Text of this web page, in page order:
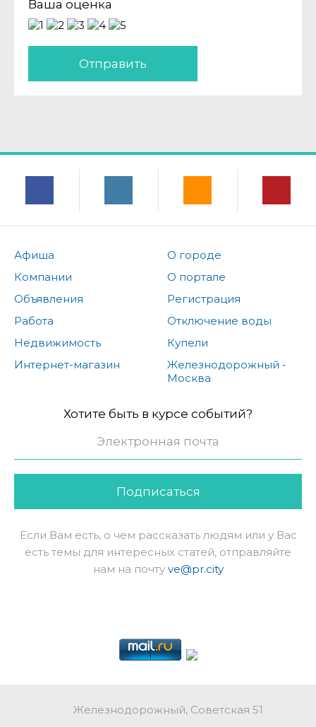
Ваша оценка
Отправить
Афиша
Компании
Объявления
Работа
Недвижимость
Интернет-магазин
О городе
О портале
Регистрация
Отключение воды
Купели
Железнодорожный -
Москва
Хотите быть в курсе событий?
Подписаться
Если Вам есть, о чем рассказать людям или у Вас
есть темы для интересных статей, отправляйте
нам на почту ve@pr.city
Железнодорожный, Советская 51